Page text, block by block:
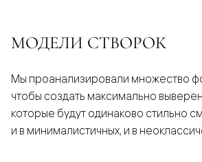
МОДЕЛИ СТВОРОК
Мы проанализировали множество
чтобы создать максимально
которые будут одинаково стильно
и в минималистичных, и в